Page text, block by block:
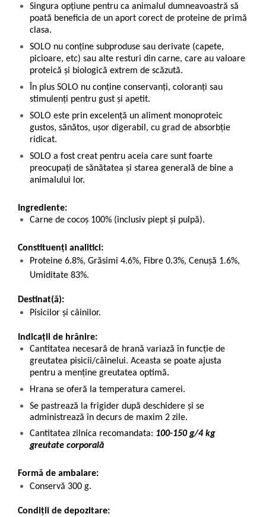
Singura opțiune pentru ca animalul dumneavoastră să
poată beneficia de un aport corect de proteine de primă
clasa.
SOLO nu conține subproduse sau derivate (capete,
picioare, etc) sau alte resturi din carne, care au valoare
proteică și biologică extrem de scăzută.
În plus SOLO nu conține conservanți, coloranți sau
stimulenți pentru gust și apetit.
SOLO este prin excelență un aliment monoproteic
gustos, sănătos, ușor digerabil, cu grad de absorbție
ridicat.
SOLO a fost creat pentru aceia care sunt foarte
preocupați de sănătatea și starea generală de bine a
animalului lor.
Ingrediente:
Carne de cocoș 100% (inclusiv piept și pulpă).
Constituenți analitici:
Proteine 6.8%, Grăsimi 4.6%, Fibre 0.3%, Cenușă 1.6%,
Umiditate 83%.
Destinat(ă):
Pisicilor și câinilor.
Indicații de hrănire:
Cantitatea necesară de hrană variază în funcție de
greutatea pisicii/câinelui. Aceasta se poate ajusta
pentru a menține greutatea optimă.
Hrana se oferă la temperatura camerei.
Se pastrează la frigider după deschidere și se
administrează în decurs de maxim 2 zile.
Cantitatea zilnica recomandata: 100-150 g/4 kg
greutate corporală
Formă de ambalare:
Conservă 300 g.
Condiții de depozitare: